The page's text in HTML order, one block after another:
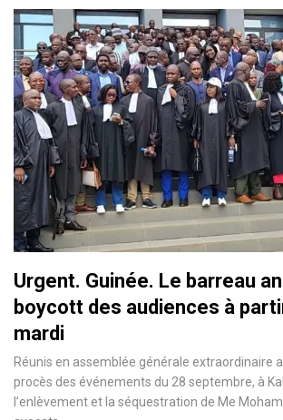
Urgent. Guinée. Le barreau
boycott des audiences à
mardi
Réunis en assemblée générale extraordinaire
procès des événements du 28 septembre, à
l’enlèvement et la séquestration de Me